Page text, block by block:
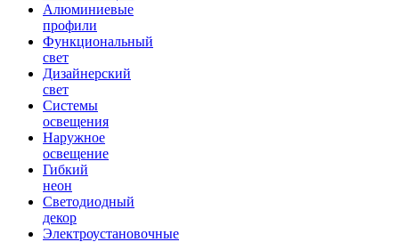
Алюминиевые
профили
Функциональный
свет
Дизайнерский
свет
Системы
освещения
Наружное
освещение
Гибкий
неон
Светодиодный
декор
Электроустановочные